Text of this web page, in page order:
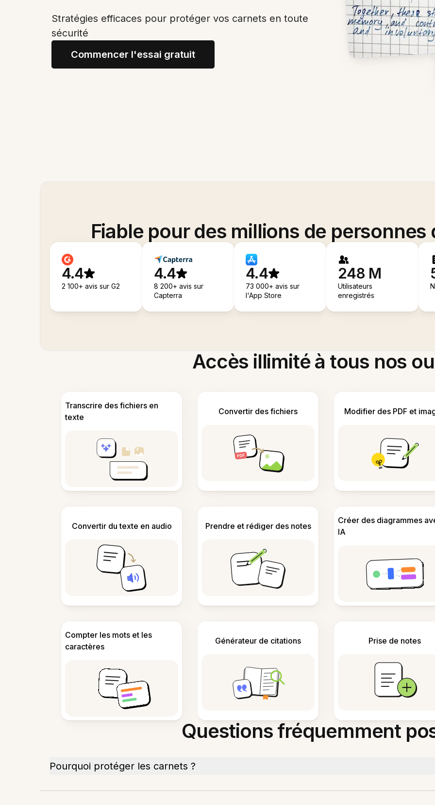
Stratégies efficaces pour protéger vos carnets en toute
sécurité
Commencer l'essai gratuit
Fiable pour des millions de personnes
4.4
2 100+ avis sur G2
4.4
8 200+ avis sur
Capterra
4.4
73 000+ avis sur
l'App Store
248 M
Utilisateurs
enregistrés
Accès illimité à tous nos
Transcrire des fichiers en
texte
Convertir des fichiers Modifier des PDF et
Convertir du texte en audio Prendre et rédiger des notes
Créer des diagrammes
IA
Compter les mots et les
caractères
Générateur de citations Prise de notes
Questions fréquemment
Pourquoi protéger les carnets ?